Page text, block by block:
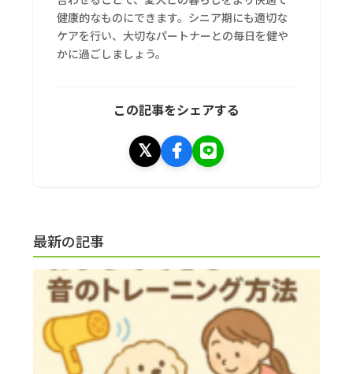
健康的なものにできます。シニア期にも適切な
ケアを行い、大切なパートナーとの毎日を健や
かに過ごしましょう。
この記事をシェアする
最新の記事